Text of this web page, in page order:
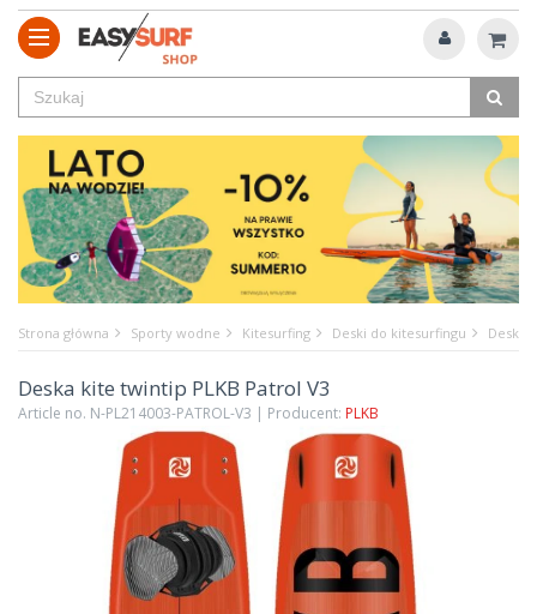
Strona główna Sporty wodne Kitesurfing Deski do kitesurfingu Deska
Deska kite twintip PLKB Patrol V3
Article no. N-PL214003-PATROL-V3 | Producent: PLKB